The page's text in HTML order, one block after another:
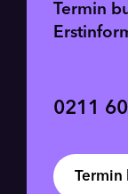
Termin
0211
Termin